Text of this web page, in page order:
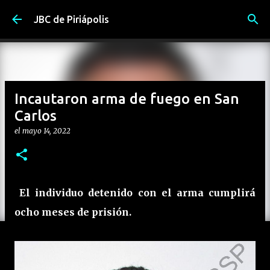
Ir al contenido principal
JBC de Piriápolis
Incautaron arma de fuego en San
Carlos
el mayo 14, 2022
El individuo detenido con el arma cumplirá
ocho meses de prisión.